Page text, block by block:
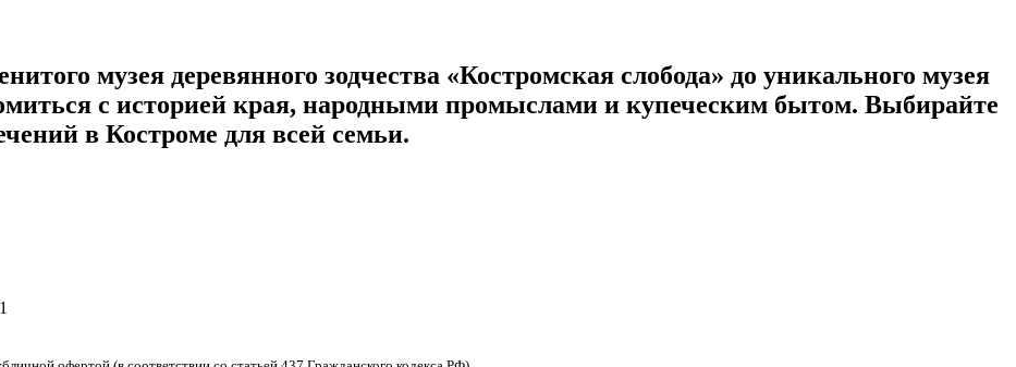
музея деревянного зодчества «Костромская слобода» до уникального музея
с историей края, народными промыслами и купеческим бытом. Выбирайте
в Костроме для всей семьи.